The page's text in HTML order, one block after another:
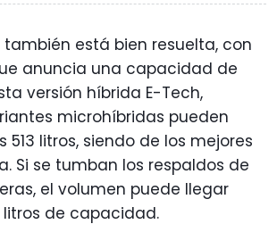
está bien resuelta, con
anuncia una capacidad de
versión híbrida E-Tech,
microhíbridas pueden
513 litros, siendo de los mejores
Si se tumban los respaldos de
el volumen puede llegar
litros de capacidad.